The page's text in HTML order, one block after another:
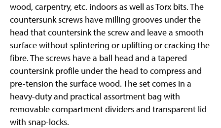
wood, carpentry, etc. indoors as well as Torx bits. The
countersunk screws have milling grooves under the
head that countersink the screw and leave a smooth
surface without splintering or uplifting or cracking the
fibre. The screws have a ball head and a tapered
countersink profile under the head to compress and
pre-tension the surface wood. The set comes in a
heavy-duty and practical assortment bag with
removable compartment dividers and transparent lid
with snap-locks.